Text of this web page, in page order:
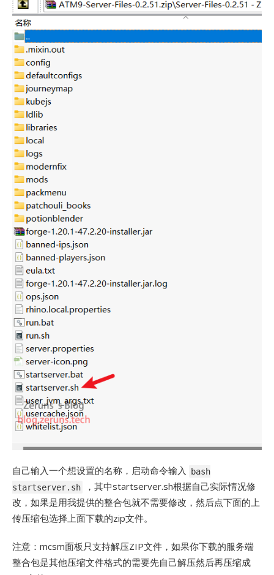
自己输入一个想设置的名称，启动命令输入
bash
startserver.sh
，其中startserver.sh根据自己实际情况修
改，如果是用我提供的整合包就不需要修改，然后点下面的上
传压缩包选择上面下载的zip文件。
注意：mcsm面板只支持解压ZIP文件，如果你下载的服务端
整合包是其他压缩文件格式的需要先自己解压然后再压缩成